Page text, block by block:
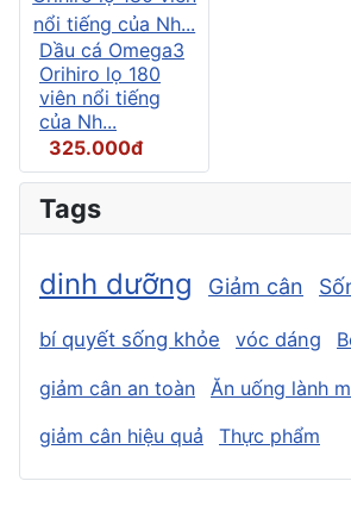
Dầu cá Omega3
Orihiro lọ 180
viên nổi tiếng
của Nh...
325.000đ
Tags
dinh dưỡng Giảm cân
bí quyết sống khỏe vóc dáng
giảm cân an toàn
Ăn uống lành
giảm cân hiệu quả
Thực phẩm